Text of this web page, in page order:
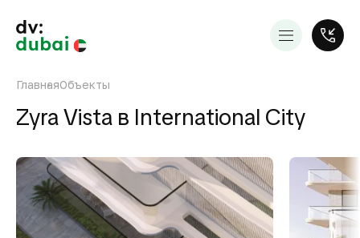
ГлавнаяОбъекты
Zyra Vista в International City